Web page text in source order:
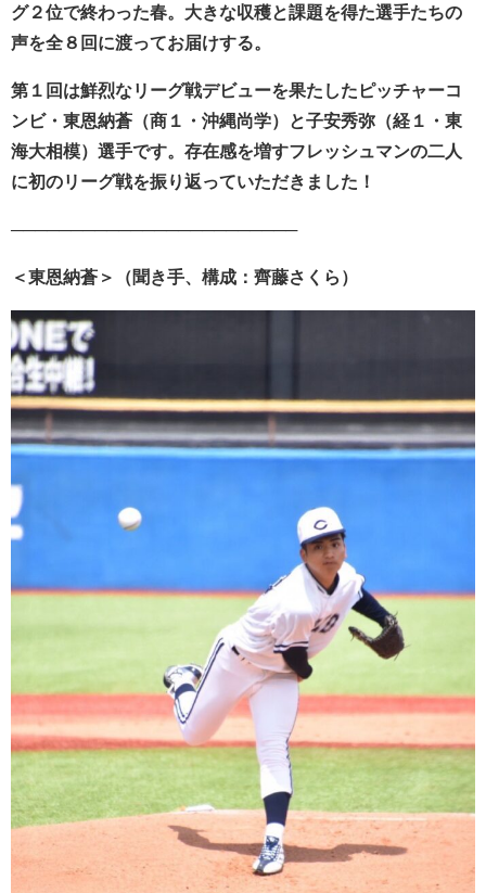
グ２位で終わった春。大きな収穫と課題を得た選手たちの
声を全８回に渡ってお届けする。
第１回は鮮烈なリーグ戦デビューを果たしたピッチャーコ
ンビ・東恩納蒼（商１・沖縄尚学）と子安秀弥（経１・東
海大相模）選手です。存在感を増すフレッシュマンの二人
に初のリーグ戦を振り返っていただきました！
────────────────────────
＜東恩納蒼＞（聞き手、構成：齊藤さくら）